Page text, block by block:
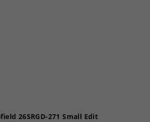
26SRGD-271 Small Edit